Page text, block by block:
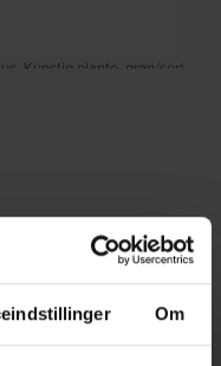
Om
Kunstig plante, grøn/sort,